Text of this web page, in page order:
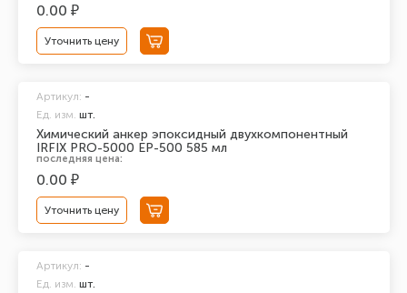
0.00 ₽
Уточнить цену
Химический анкер эпоксидный двухкомпонентный
IRFIX PRO-5000 ЕР-500 585 мл
Артикул: -
Ед. изм. шт.
последняя цена:
0.00 ₽
Уточнить цену
Артикул: -
Ед. изм. шт.